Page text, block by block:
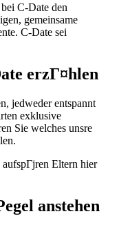
C-Date den
gemeinsame
C-Date sei
erzГ¤hlen
jedweder entspannt
exklusive
Sie welches unsre
Eltern hier
anstehen